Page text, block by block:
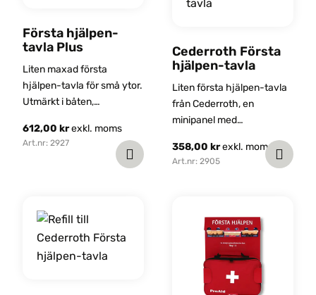
Första hjälpen-
tavla Plus
Liten maxad första
hjälpen-tavla för små ytor.
Utmärkt i båten,
stugan.
612,00krexkl. moms
Art.nr: 2927
Cederroth Första
hjälpen-tavla
Liten första hjälpen-tavla
från Cederroth, en
minipanel med
358,00 krexkl. moms
Art.nr: 2905